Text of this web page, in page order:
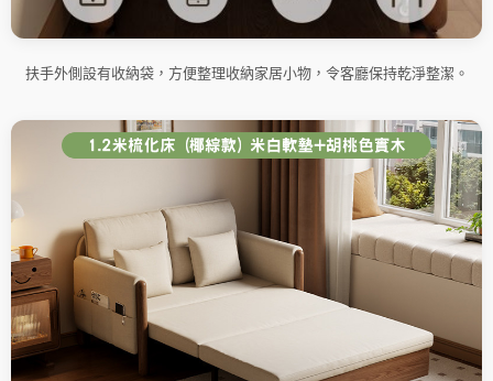
扶手外側設有收納袋，方便整理收納家居小物，令客廳保持乾淨整潔。